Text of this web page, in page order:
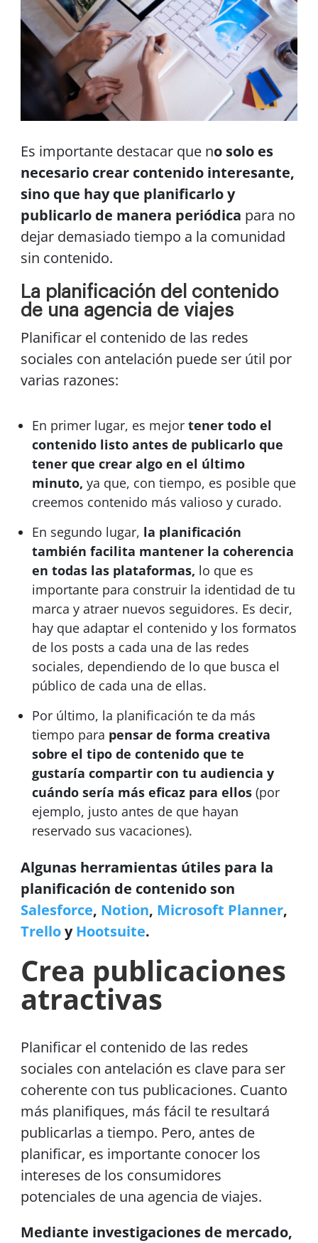
Es importante destacar que no solo es
necesario crear contenido interesante,
sino que hay que planificarlo y
publicarlo de manera periódica para no
dejar demasiado tiempo a la comunidad
sin contenido.
La planificación del contenido
de una agencia de viajes
Planificar el contenido de las redes
sociales con antelación puede ser útil por
varias razones:
En primer lugar, es mejortener todo el
contenido listo antes de publicarlo que
tener que crear algo en el último
minuto, ya que, con tiempo, es posible que
creemos contenido más valioso y curado.
En segundo lugar, la planificación
también facilita mantener la coherencia
en todas las plataformas, lo que es
importante para construir la identidad de tu
marca y atraer nuevos seguidores. Es decir,
hay que adaptar el contenido y los formatos
de los posts a cada una de las redes
sociales, dependiendo de lo que busca el
público de cada una de ellas.
Por último, la planificación te da más
tiempo para pensar de forma creativa
sobre el tipo de contenido que te
gustaría compartir con tu audiencia y
cuándo sería más eficaz para ellos (por
ejemplo, justo antes de que hayan
reservado sus vacaciones).
Algunas herramientas útiles para la
planificación de contenido son
Salesforce, Notion, Microsoft Planner,
TrelloyHootsuite.
Crea publicaciones
atractivas
Planificar el contenido de las redes
sociales con antelación es clave para ser
coherente con tus publicaciones. Cuanto
más planifiques, más fácil te resultará
publicarlas a tiempo. Pero, antes de
planificar, es importante conocer los
intereses de los consumidores
potenciales de una agencia de viajes.
Mediante investigaciones de mercado,